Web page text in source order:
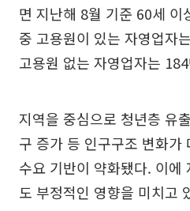
면 지난해 8월 기준 60세 이
중 고용원이 있는 자영업자
고용원 없는 자영업자는
지역을 중심으로 청년층 유
구 증가 등 인구구조 변화가
수요 기반이 약화됐다. 이에
도 부정적인 영향을 미치고